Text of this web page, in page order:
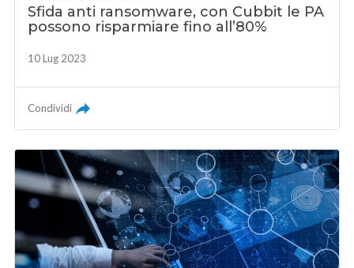
Sfida anti ransomware, con Cubbit le PA
possono risparmiare fino all’80%
10 Lug 2023
Condividi